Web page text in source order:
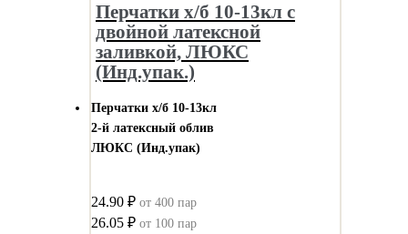
Перчатки х/б 10-13кл с
двойной латексной
заливкой, ЛЮКС
(Инд.упак.)
Перчатки х/б 10-13кл
2-й латексный облив
ЛЮКС (Инд.упак)
24.90 ₽ от 400 пар
26.05 ₽ от 100 пар